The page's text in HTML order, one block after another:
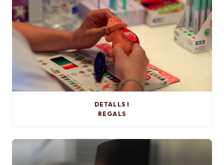
DETALLS I
REGALS